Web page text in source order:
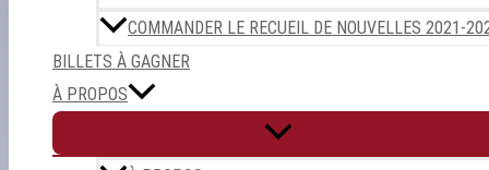
COMMANDER LE RECUEIL DE NOUVELLES 2021-
BILLETS À GAGNER
À PROPOS